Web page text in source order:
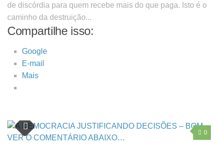
de discórdia para quem recebe mais do que paga. Isto é o
caminho da destruição...
Compartilhe isso:
Google
E-mail
Mais
0